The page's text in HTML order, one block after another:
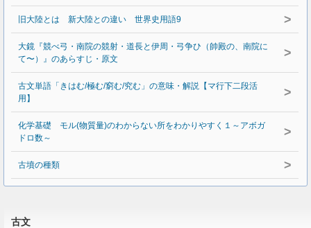
旧大陸とは 新大陸との違い 世界史用語9 >
大鏡『競べ弓・南院の競射・道長と伊周・弓争ひ（帥殿の、南院に
て〜）』のあらすじ・原文
>
古文単語「きはむ/極む/窮む/究む」の意味・解説【マ行下二段活
用】
>
化学基礎 モル(物質量)のわからない所をわかりやすく１～アボガ
ドロ数～
>
古墳の種類 >
古文